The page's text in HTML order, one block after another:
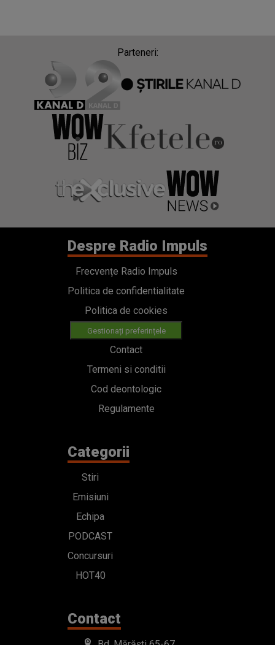
Parteneri:
Despre Radio Impuls
Frecvențe Radio Impuls
Politica de confidentialitate
Politica de cookies
Gestionați preferințele
Contact
Termeni si conditii
Cod deontologic
Regulamente
Categorii
Stiri
Emisiuni
Echipa
PODCAST
Concursuri
HOT40
Contact